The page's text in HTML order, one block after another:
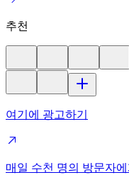
추천
여기에 광고하기
매일 수천 명의 방문자